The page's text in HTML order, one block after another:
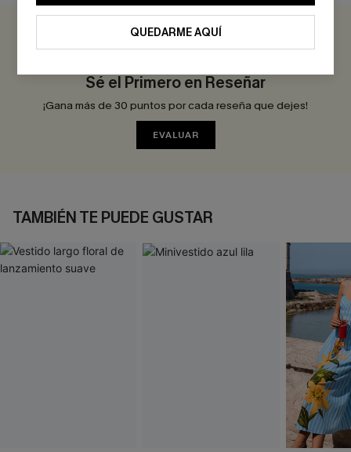
0.0
Sé el Primero en Reseñar
¡Gana más de 30 puntos por cada reseña que dejes!
EVALUAR
TAMBIÉN TE PUEDE GUSTAR
QUEDARME AQUÍ